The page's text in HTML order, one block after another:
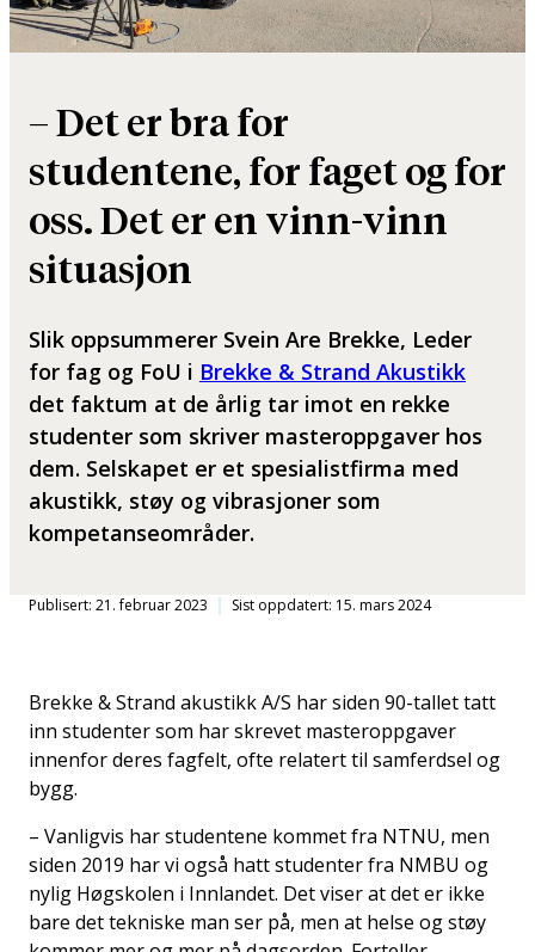
– Det er bra for
studentene, for faget og for
oss. Det er en vinn-vinn
situasjon
Slik oppsummerer Svein Are Brekke, Leder
for fag og FoU i Brekke & Strand Akustikk
det faktum at de årlig tar imot en rekke
studenter som skriver masteroppgaver hos
dem. Selskapet er et spesialistfirma med
akustikk, støy og vibrasjoner som
kompetanseområder.
Publisert: 21. februar 2023 Sist oppdatert: 15. mars 2024
Brekke & Strand akustikk A/S har siden 90-tallet tatt
inn studenter som har skrevet masteroppgaver
innenfor deres fagfelt, ofte relatert til samferdsel og
bygg.
– Vanligvis har studentene kommet fra NTNU, men
siden 2019 har vi også hatt studenter fra NMBU og
nylig Høgskolen i Innlandet. Det viser at det er ikke
bare det tekniske man ser på, men at helse og støy